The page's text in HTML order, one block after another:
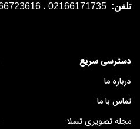
تلفن:
دسترسی سریع
درباره ما
تماس با ما
مجله تصویری تسلا